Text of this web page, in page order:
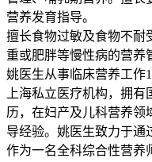
营养发育指导。
擅长食物过敏及食物不耐
重或肥胖等慢性病的营养
姚医生从事临床营养工作
上海私立医疗机构，拥有
历，在妇产及儿科营养领
导经验。姚医生致力于通
作为一名全科综合性营养